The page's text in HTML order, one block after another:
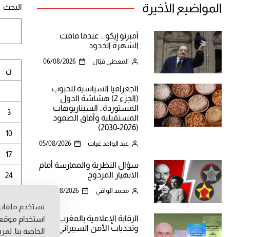
المواضيع الأخيرة
أمبرتو إيكو .. عندما فاقت
الشهرة الحدود
المعطي قبّال 06/08/2026
الجغرافيا السياسية للحبوب
(الجزء 2) هشاشة الدول
المستوردة.. السيناريوهات
المستقبلية وآفاق الصمود
(2026-2030)
عبد الواحد غيات 05/08/2026
سؤال النظرية والممارسة أمام
الانهيار المزدوج
محمد الوافي 05/08/2026
الرقابة الإعلامية بالمغرب
وتحديات الأمن السيبراني
البحث
ن
3
10
17
24
نستخدم
استخدام
الخاصة بنا.